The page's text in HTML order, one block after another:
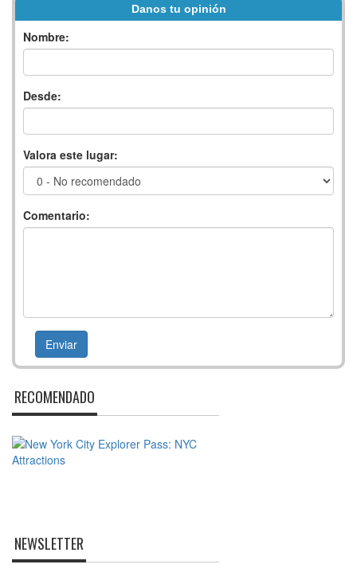
Danos tu opinión
Nombre:
Desde:
Valora este lugar:
Comentario:
RECOMENDADO
NEWSLETTER